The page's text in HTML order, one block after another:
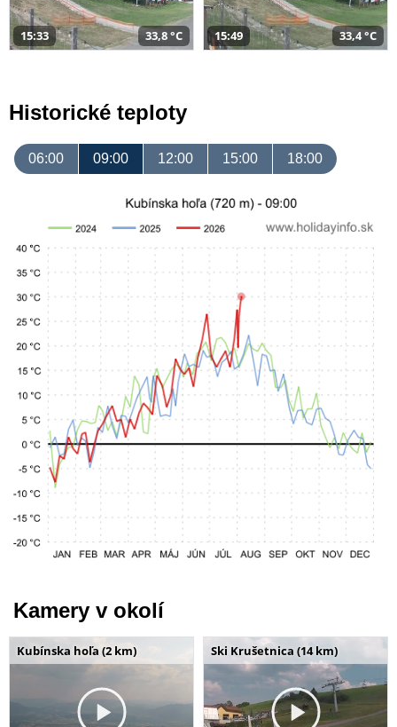
15:33 33,8 °C 15:49 33,4 °C
Historické teploty
06:00 09:00 12:00 15:00 18:00
Kamery v okolí
Kubínska hoľa (2 km) Ski Krušetnica (14 km)